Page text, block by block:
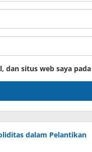
dan situs web saya
dalam Pelantikan